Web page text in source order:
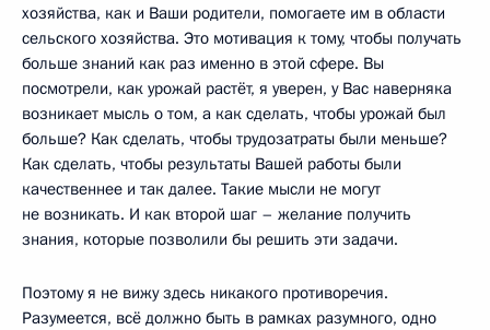
хозяйства, как и Ваши родители, помогаете им в области
сельского хозяйства. Это мотивация к тому, чтобы получать
больше знаний как раз именно в этой сфере. Вы
посмотрели, как урожай растёт, я уверен, у Вас наверняка
возникает мысль о том, а как сделать, чтобы урожай был
больше? Как сделать, чтобы трудозатраты были меньше?
Как сделать, чтобы результаты Вашей работы были
качественнее и так далее. Такие мысли не могут
не возникать. И как второй шаг – желание получить
знания, которые позволили бы решить эти задачи.
Поэтому я не вижу здесь никакого противоречия.
Разумеется, всё должно быть в рамках разумного, одно